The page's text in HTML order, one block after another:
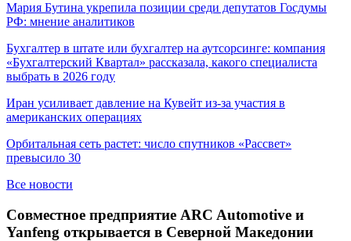
Мария Бутина укрепила позиции среди депутатов Госдумы
РФ: мнение аналитиков
Бухгалтер в штате или бухгалтер на аутсорсинге: компания
«Бухгалтерский Квартал» рассказала, какого специалиста
выбрать в 2026 году
Иран усиливает давление на Кувейт из-за участия в
американских операциях
Орбитальная сеть растет: число спутников «Рассвет»
превысило 30
Все новости
Совместное предприятие ARC Automotive и
Yanfeng открывается в Северной Македонии